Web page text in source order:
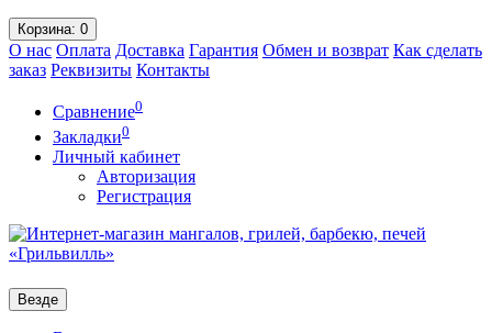
Корзина: 0
О нас Оплата Доставка Гарантия Обмен и возврат Как сделать
заказ Реквизиты Контакты
Сравнение0
Закладки0
Личный кабинет
Авторизация
Регистрация
Везде